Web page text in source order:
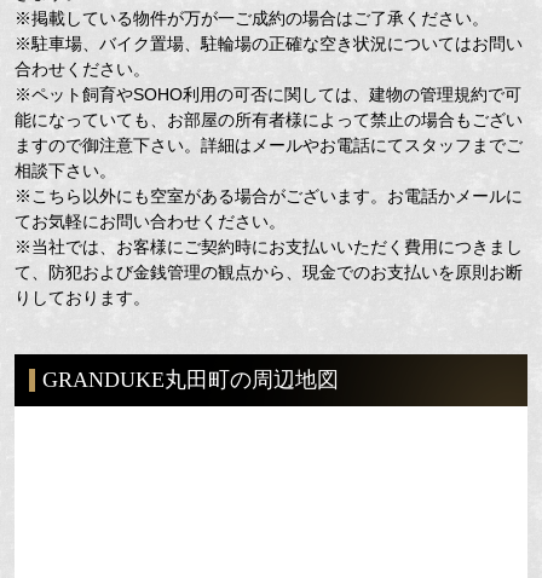
※掲載している物件が万が一ご成約の場合はご了承ください。
※駐車場、バイク置場、駐輪場の正確な空き状況についてはお問い
合わせください。
※ペット飼育やSOHO利用の可否に関しては、建物の管理規約で可
能になっていても、お部屋の所有者様によって禁止の場合もござい
ますので御注意下さい。詳細はメールやお電話にてスタッフまでご
相談下さい。
※こちら以外にも空室がある場合がございます。お電話かメールに
てお気軽にお問い合わせください。
※当社では、お客様にご契約時にお支払いいただく費用につきまし
て、防犯および金銭管理の観点から、現金でのお支払いを原則お断
りしております。
GRANDUKE丸田町の周辺地図